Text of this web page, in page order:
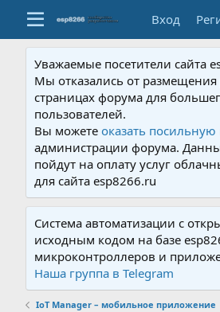
Вход
Уважаемые посетители сайта
Мы отказались от
страницах форума для
пользователей.
Вы можетеоказать
администрации форума.
пойдут на оплату услуг
для сайта esp8266.ru
Система автоматизации с
исходным кодом на базе
микроконтроллеров и
Наша группа в Telegram
IoT Manager – мобильное приложение